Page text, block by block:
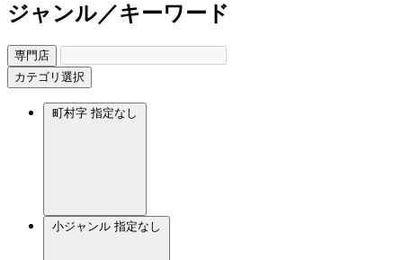
ジャンル／キーワード
専門店
カテゴリ選択
町村字 指定なし
小ジャンル 指定なし